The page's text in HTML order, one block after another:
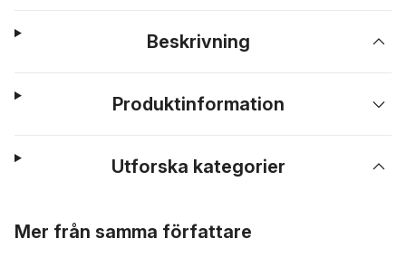
Beskrivning
Produktinformation
Utforska kategorier
Mer från samma författare